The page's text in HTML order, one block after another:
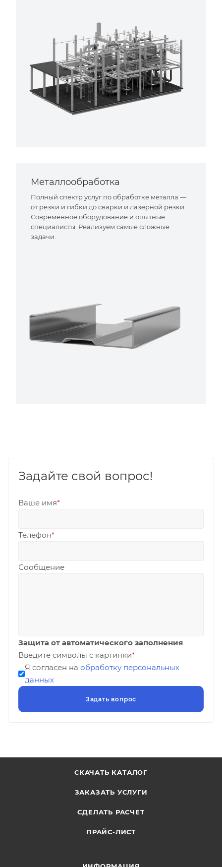
Металлообработка
Полный спектр услуг по обработке металла —
от резки и гибки до сварки и лазерной резки.
Современное оборудование и опытные
специалисты. Реализуем самые сложные
задачи.
Задайте свой вопрос!
Ваше имя*
Телефон*
Сообщение
Защита от автоматического заполнения
Введите символы с картинки*
Я согласен на обработку персональных
данных
СКАЧАТЬ КАТАЛОГ
ЗАКАЗАТЬ УСЛУГИ
СДЕЛАТЬ РАСЧЕТ
ПРАЙС-ЛИСТ